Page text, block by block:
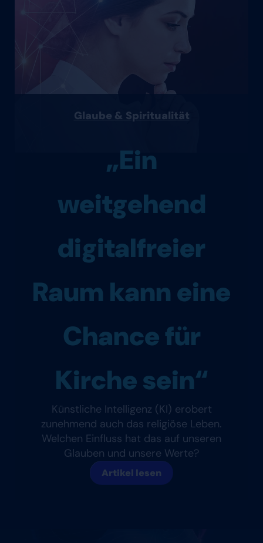
Glaube & Spiritualität
„Ein
weitgehend
digitalfreier
Raum kann eine
Chance für
Kirche sein“
Künstliche Intelligenz (KI) erobert
zunehmend auch das religiöse Leben.
Welchen Einfluss hat das auf unseren
Glauben und unsere Werte?
Artikel lesen